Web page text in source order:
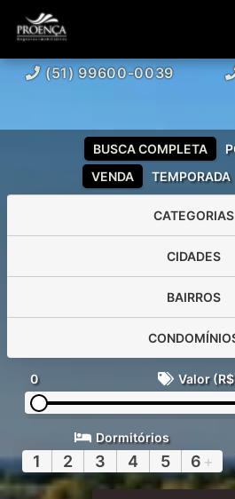
(51) 99600-0039
VENDA TEMPORADA
BUSCA COMPLETA
CATEGORIAS
CIDADES
BAIRROS
0 Valor
Dormitórios
1 2 3 4 5 6 +